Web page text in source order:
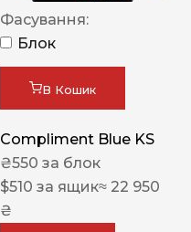
Фасування:
Блок
В Кошик
Compliment Blue KS
₴550 за блок
$510 за ящик≈ 22 950
₴